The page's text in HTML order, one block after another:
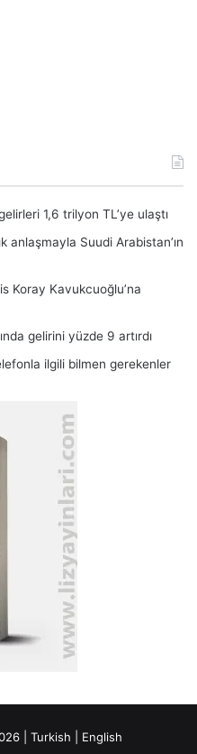
1,6 trilyon TL’ye ulaştı
anlaşmayla Suudi Arabistan’ın
Koray Kavukcuoğlu’na
gelirini yüzde 9 artırdı
ilgili bilmen gerekenler
| Turkish English